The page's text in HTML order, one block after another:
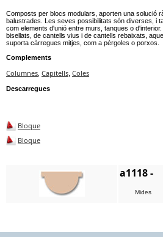
Composts per blocs modulars, aporten una solució
balustrades. Les seves possibilitats són diverses, i
com elements d'unió entre murs, tanques o
bisellats, de cantells vius i de cantells rebaixats,
suporta càrregues mitjes, com a pèrgoles o porxos.
Complements
Columnes Capitells Coles
Descarregues
Bloque
Bloque
a1118 -
Mides